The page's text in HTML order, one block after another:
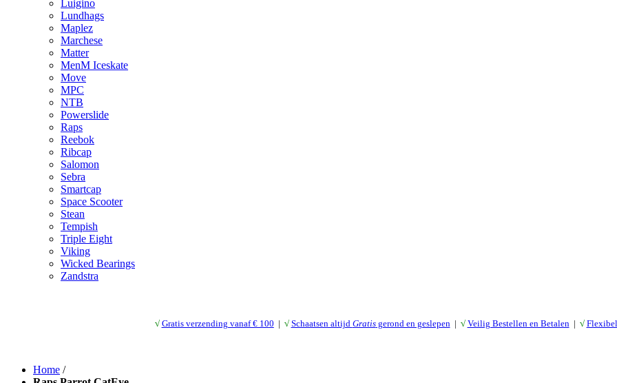
Luigino
Lundhags
Maplez
Marchese
Matter
MenM Iceskate
Move
MPC
NTB
Powerslide
Raps
Reebok
Ribcap
Salomon
Sebra
Smartcap
Space Scooter
Stean
Tempish
Triple Eight
Viking
Wicked Bearings
Zandstra
√ Gratis verzending vanaf € 100 | √ Schaatsen altijd Gratisgerond en geslepen | √ Veilig Bestellen en Betalen | √
Home /